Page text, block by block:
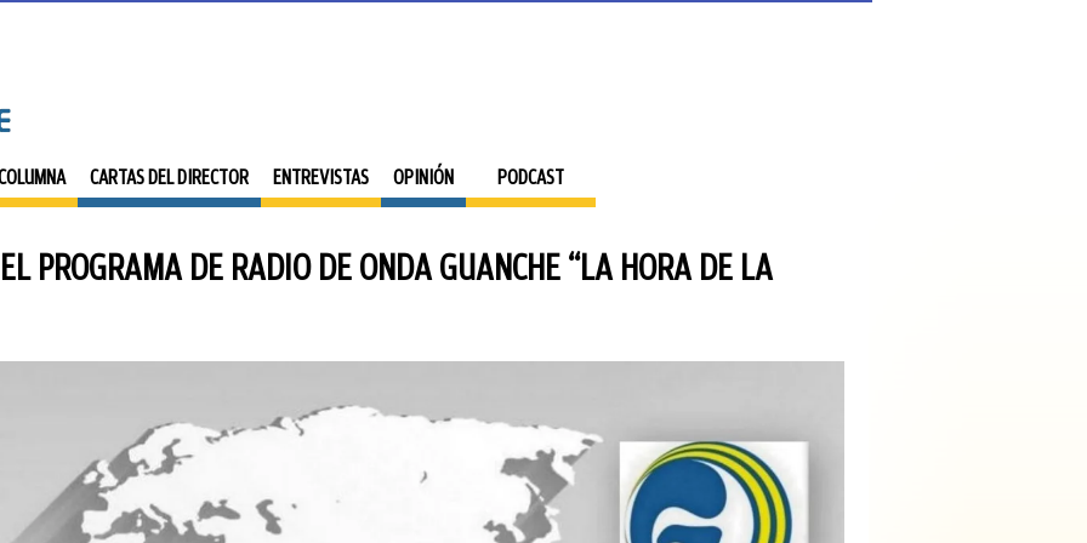
CARTAS DEL DIRECTOR ENTREVISTAS OPINIÓN PODCAST
PROGRAMA DE RADIO DE ONDA GUANCHE “LA HORA DE LA